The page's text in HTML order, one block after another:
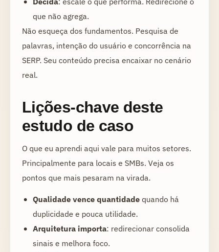
que não agrega.
Não esqueça dos fundamentos. Pesquisa de
palavras, intenção do usuário e concorrência na
SERP. Seu conteúdo precisa encaixar no cenário
real.
Lições-chave deste
estudo de caso
O que eu aprendi aqui vale para muitos setores.
Principalmente para locais e SMBs. Veja os
pontos que mais pesaram na virada.
Qualidade vence quantidadequando há
duplicidade e pouca utilidade.
Arquitetura importa: redirecionar consolida
sinais e melhora foco.